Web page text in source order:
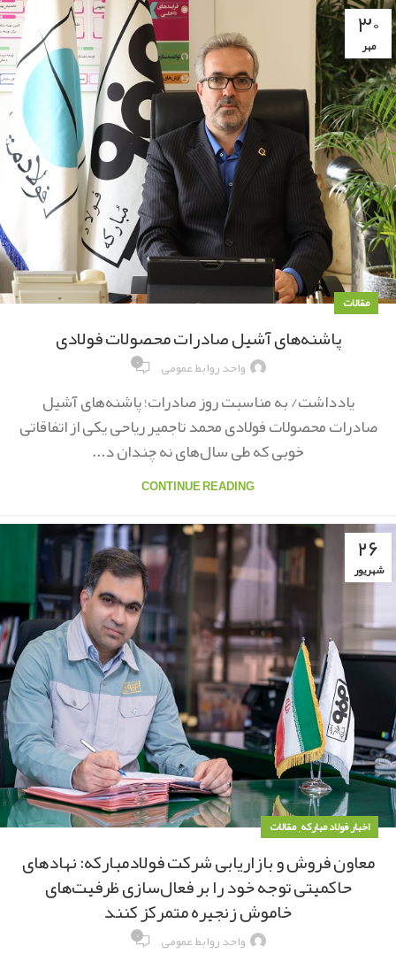
۳۰
مهر
مقالات
پاشنه‌های آشیل‌ صادرات محصولات فولادی
واحد روابط عمومی ۰
یادداشت/ به مناسبت روز صادرات؛ پاشنه‌های آشیل‌
صادرات محصولات فولادی محمد تاجمیر ریاحی یکی از اتفاقاتی
خوبی که طی سال‌‌های نه چندان د...
CONTINUE READING
۲۶
شهریور
اخبار فولاد مبارکه,مقالات
معاون فروش و بازاریابی شرکت فولادمبارکه: نهادهای
حاكمیتی توجه خود را بر فعال‌سازی ظرفیت‌های
خاموش زنجیره متمركز كنند
واحد روابط عمومی ۰